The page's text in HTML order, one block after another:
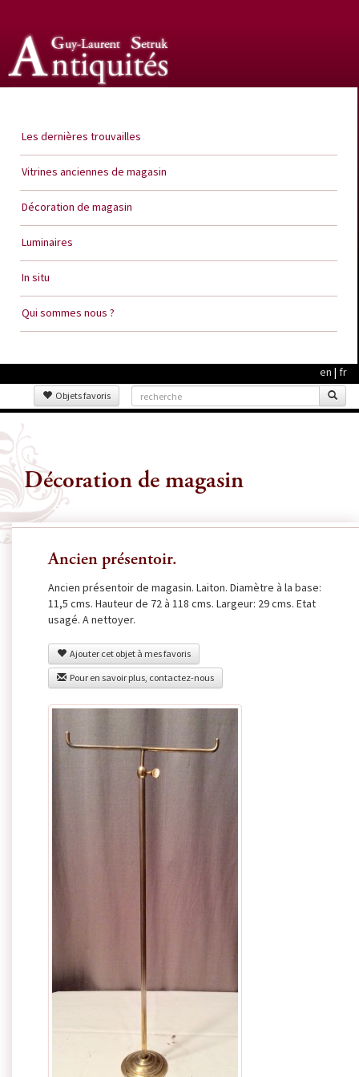
Les dernières trouvailles
Vitrines anciennes de magasin
Décoration de magasin
Luminaires
In situ
Qui sommes nous ?
en | fr
Objets favoris
Décoration de magasin
Ancien présentoir.
Ancien présentoir de magasin. Laiton. Diamètre à la base:
11,5 cms. Hauteur de 72 à 118 cms. Largeur: 29 cms. Etat
usagé. A nettoyer.
Ajouter cet objet à mes favoris
Pour en savoir plus, contactez-nous